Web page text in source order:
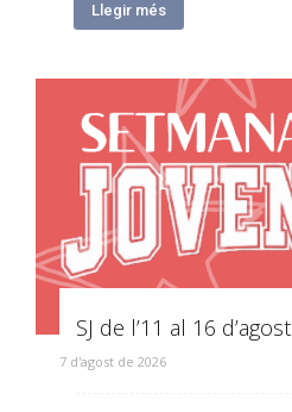
Llegir més
SJ de l’11 al 16 d’agost
7 d'agost de 2026